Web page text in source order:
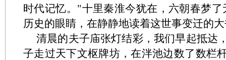
时代记忆。"十里秦淮今犹在，六朝春梦
历史的眼睛，在静静地读着这世事变迁的
清晨的夫子庙张灯结彩，我们早起抵达
子走过天下文枢牌坊，在泮池边数了数栏